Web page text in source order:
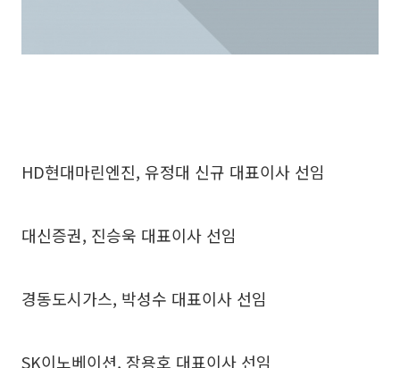
HD현대마린엔진, 유정대 신규 대표이사 선임
대신증권, 진승욱 대표이사 선임
경동도시가스, 박성수 대표이사 선임
SK이노베이션, 장용호 대표이사 선임